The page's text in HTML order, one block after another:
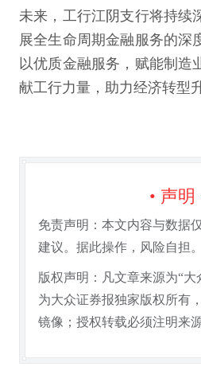
未来，工行江阴支行将持续
展全生命周期金融服务的深
以优质金融服务，赋能制造
献工行力量，助力经济转型
• 声明
免责声明：本文内容与数据
建议。据此操作，风险自担。
版权声明：凡文章来源为“大
为大众证券报独家版权所有
镜像；授权转载必须注明来